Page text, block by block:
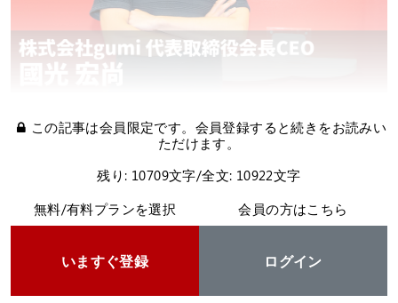
この記事は会員限定です。会員登録すると続きをお読みい
ただけます。
残り: 10709文字/全文: 10922文字
無料/有料プランを選択
いますぐ登録
会員の方はこちら
ログイン